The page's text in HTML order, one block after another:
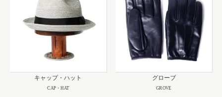
キャップ・ハット
CAP・HAT
グローブ
GROVE